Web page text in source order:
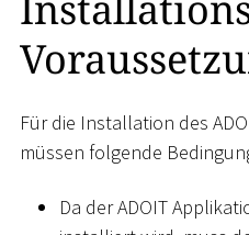
Für die Installation des
müssen folgende
Da der ADOIT